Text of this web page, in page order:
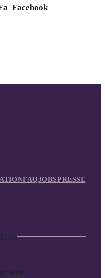
Facebook
FAQJOBSPRESSE
Welt